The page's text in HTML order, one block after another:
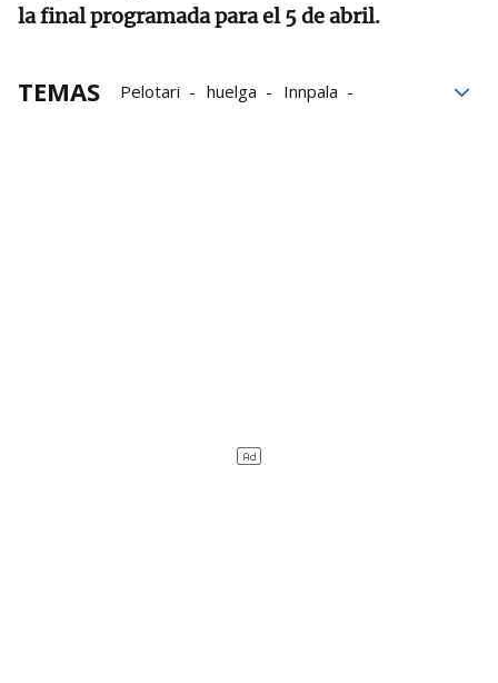
la final programada para el 5 de abril.
TEMAS Pelotari huelga
Innpala